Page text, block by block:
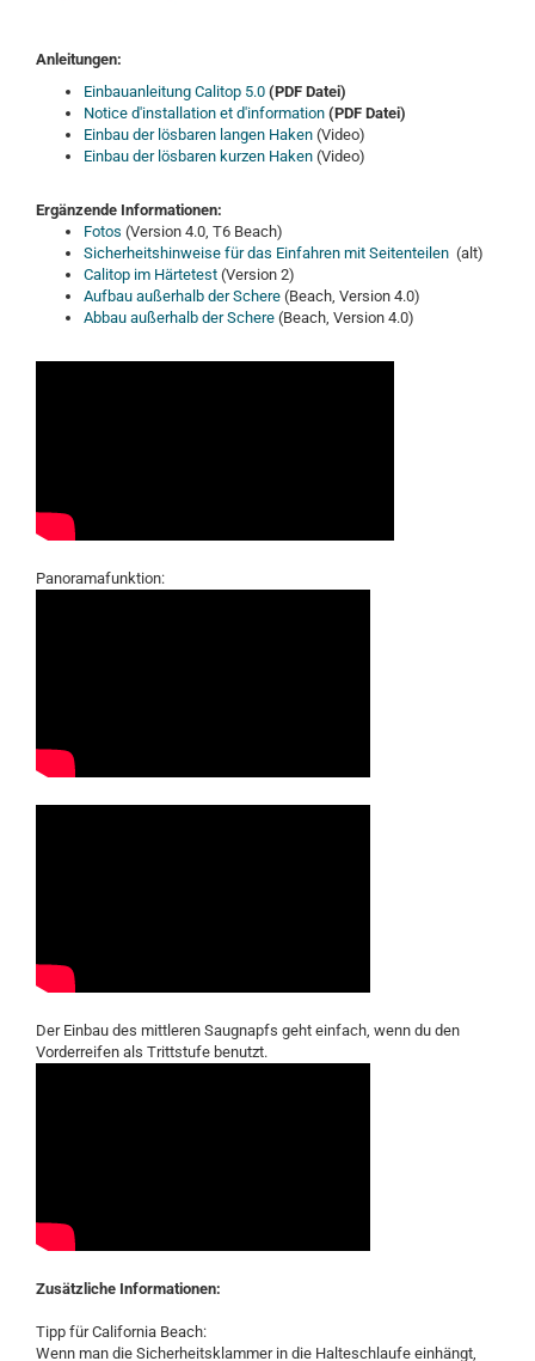
Anleitungen:
Einbauanleitung Calitop 5.0 (PDF Datei)
Notice d'installation et d'information (PDF Datei)
Einbau der lösbaren langen Haken (Video)
Einbau der lösbaren kurzen Haken (Video)
Ergänzende Informationen:
Fotos (Version 4.0, T6 Beach)
Sicherheitshinweise für das Einfahren mit Seitenteilen (alt)
Calitop im Härtetest (Version 2)
Aufbau außerhalb der Schere (Beach, Version 4.0)
Abbau außerhalb der Schere (Beach, Version 4.0)
Panoramafunktion:
Der Einbau des mittleren Saugnapfs geht einfach, wenn du den
Vorderreifen als Trittstufe benutzt.
Zusätzliche Informationen:
Tipp für California Beach:
Wenn man die Sicherheitsklammer in die Halteschlaufe einhängt,